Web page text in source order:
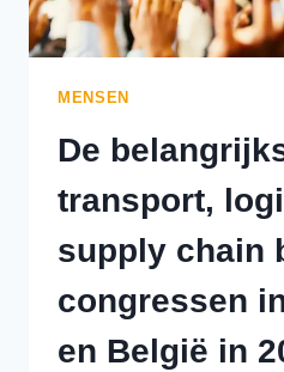
MENSEN
De
transport,
supply chain
congressen
en België in